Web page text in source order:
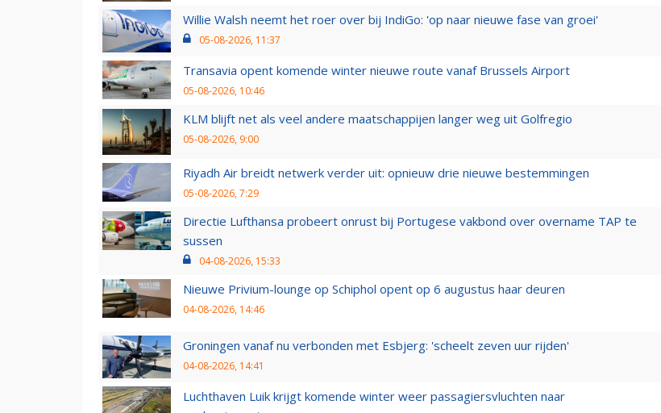
Willie Walsh neemt het roer over bij IndiGo: 'op naar nieuwe fase van groei'
05-08-2026, 11:37
Transavia opent komende winter nieuwe route vanaf Brussels Airport
05-08-2026, 10:46
KLM blijft net als veel andere maatschappijen langer weg uit Golfregio
05-08-2026, 9:00
Riyadh Air breidt netwerk verder uit: opnieuw drie nieuwe bestemmingen
05-08-2026, 7:29
Directie Lufthansa probeert onrust bij Portugese vakbond over overname TAP te
sussen
04-08-2026, 15:33
Nieuwe Privium-lounge op Schiphol opent op 6 augustus haar deuren
04-08-2026, 14:46
Groningen vanaf nu verbonden met Esbjerg: 'scheelt zeven uur rijden'
04-08-2026, 14:41
Luchthaven Luik krijgt komende winter weer passagiersvluchten naar